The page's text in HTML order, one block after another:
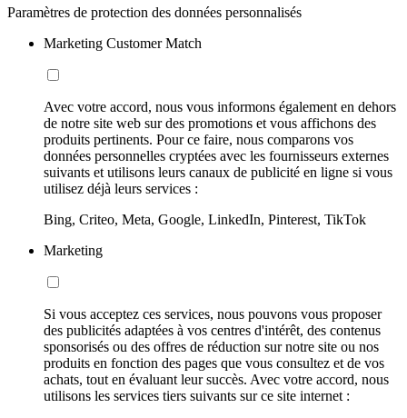
Paramètres de protection des données personnalisés
Marketing Customer Match
Avec votre accord, nous vous informons également en dehors
de notre site web sur des promotions et vous affichons des
produits pertinents. Pour ce faire, nous comparons vos
données personnelles cryptées avec les fournisseurs externes
suivants et utilisons leurs canaux de publicité en ligne si vous
utilisez déjà leurs services :
Bing, Criteo, Meta, Google, LinkedIn, Pinterest, TikTok
Marketing
Si vous acceptez ces services, nous pouvons vous proposer
des publicités adaptées à vos centres d'intérêt, des contenus
sponsorisés ou des offres de réduction sur notre site ou nos
produits en fonction des pages que vous consultez et de vos
achats, tout en évaluant leur succès. Avec votre accord, nous
utilisons les services tiers suivants sur ce site internet :